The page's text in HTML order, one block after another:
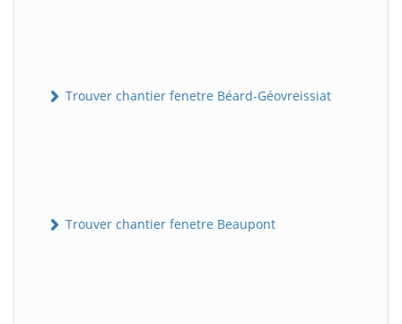
Trouver chantier fenetre Béard-Géovreissiat
Trouver chantier fenetre Beaupont